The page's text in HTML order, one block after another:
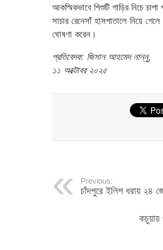
আকস্মিকভাবে শিশুটি গাড়ির নিচে
সাচার রেনেসাঁ হাসপাতালে নিয়ে
ঘোষণা করেন।
প্রতিবেদক: জিসান আহমেদ নান্নু,
১১ অক্টোবর ২০২৫
Previous:
চাঁদপুরে ইলিশ ধরায় ২৪
কচুয়ায়